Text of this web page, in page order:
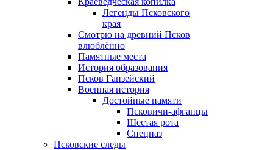
Легенды Псковского
края
Смотрю на древний Псков
влюблённо
Памятные места
История образования
Псков Ганзейский
Военная история
Достойные памяти
Псковичи-афганцы
Шестая рота
Спецназ
Псковские следы